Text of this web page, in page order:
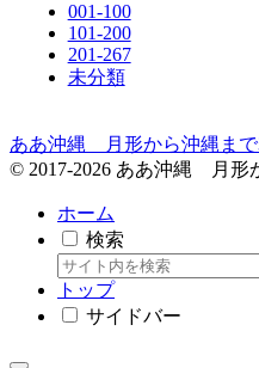
001-100
101-200
201-267
未分類
ああ沖縄 月形から沖縄まで
© 2017-2026 ああ沖縄 月形
ホーム
検索
トップ
サイドバー